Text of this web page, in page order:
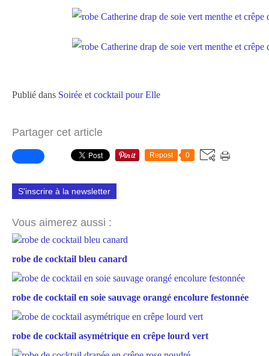
Publié dans Soirée et cocktail pour Elle
Partager cet article
Repost 0
S'inscrire à la newsletter
Vous aimerez aussi :
robe de cocktail bleu canard
robe de cocktail en soie sauvage orangé encolure festonnée
robe de cocktail asymétrique en crêpe lourd vert